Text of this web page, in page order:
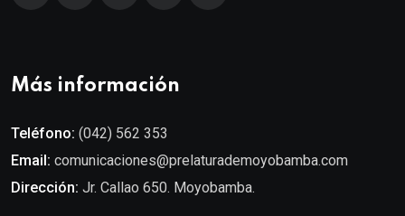
Más información
Teléfono: (042) 562 353
Email: comunicaciones@prelaturademoyobamba.com
Dirección: Jr. Callao 650. Moyobamba.